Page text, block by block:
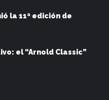
la 11ª edición de
el “Arnold Classic”